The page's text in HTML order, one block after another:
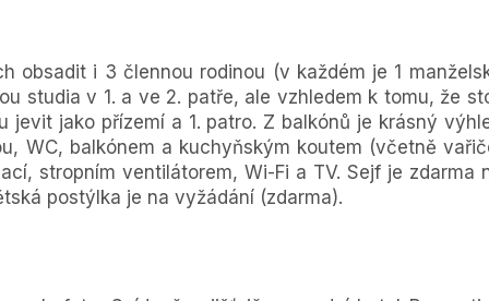
obsadit i 3 člennou rodinou (v každém je 1
studia v 1. a ve 2. patře, ale vzhledem k tomu, že
jako přízemí a 1. patro. Z balkónů je krásný
WC, balkónem a kuchyňským koutem (včetně
stropním ventilátorem, Wi-Fi a TV. Sejf je zdarma
postýlka je na vyžádání (zdarma).